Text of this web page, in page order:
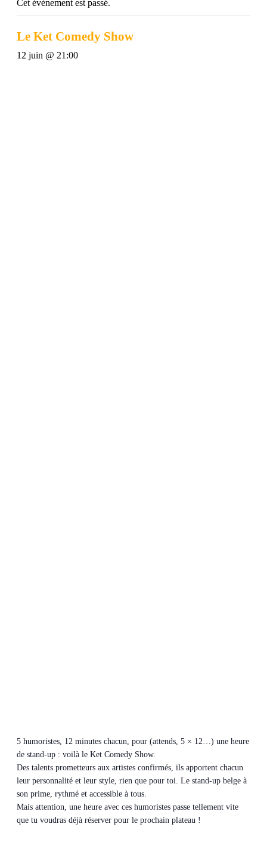
Cet évènement est passé.
Le Ket Comedy Show
12 juin @ 21:00
5 humoristes, 12 minutes chacun, pour (attends, 5 × 12…) une heure
de stand-up : voilà le Ket Comedy Show.
Des talents prometteurs aux artistes confirmés, ils apportent chacun
leur personnalité et leur style, rien que pour toi. Le stand-up belge à
son prime, rythmé et accessible à tous.
Mais attention, une heure avec ces humoristes passe tellement vite
que tu voudras déjà réserver pour le prochain plateau !